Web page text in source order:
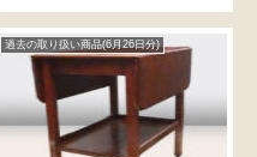
過去の取り扱い商品(6月26日分)